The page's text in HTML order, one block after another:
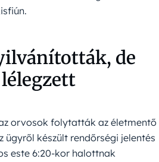
de
orvosok folytatták az életmentő
ügyről készült rendőrségi jelentés
este 6:20-kor halottnak